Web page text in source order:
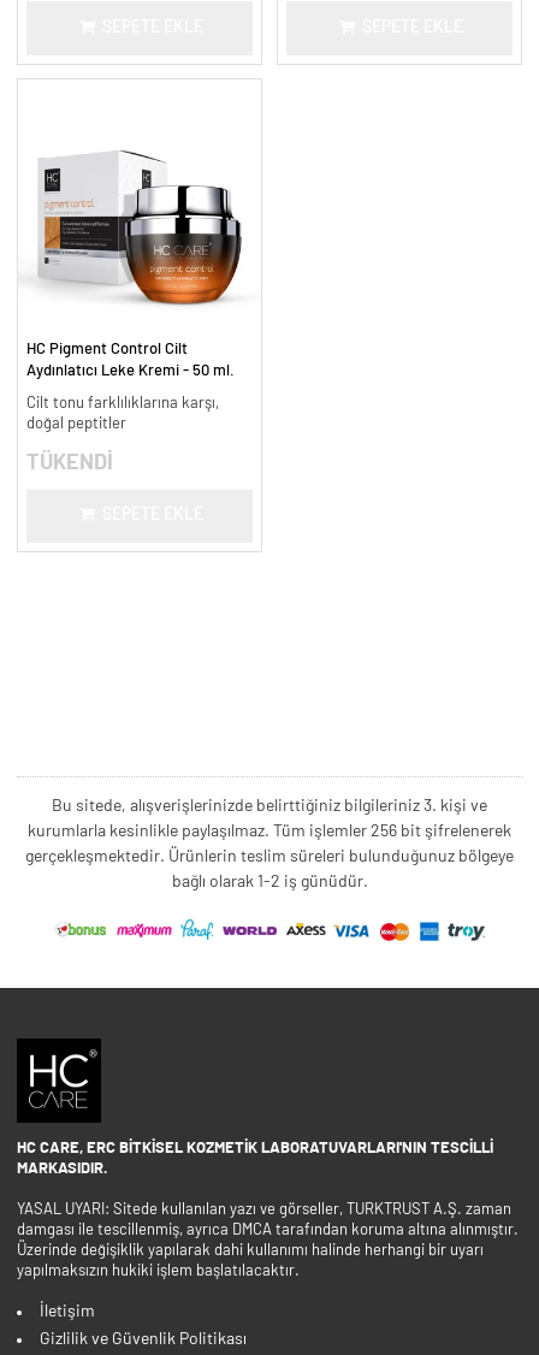
HC Pigment Control Cilt
Aydınlatıcı Leke Kremi - 50 ml.
Cilt tonu farklılıklarına karşı,
doğal peptitler
TÜKENDİ
Bu sitede, alışverişlerinizde belirttiğiniz bilgileriniz 3. kişi ve
kurumlarla kesinlikle paylaşılmaz. Tüm işlemler 256 bit şifrelenerek
gerçekleşmektedir. Ürünlerin teslim süreleri bulunduğunuz bölgeye
bağlı olarak 1-2 iş günüdür.
HC CARE, ERC BITKISEL KOZMETIK LABORATUVARLARI'NIN TESCILLI
MARKASIDIR.
YASAL UYARI: Sitede kullanılan yazı ve görseller, TURKTRUST A.Ş. zaman
damgası ile tescillenmiş, ayrıca DMCA tarafından koruma altına alınmıştır.
Üzerinde değişiklik yapılarak dahi kullanımı halinde herhangi bir uyarı
yapılmaksızın hukiki işlem başlatılacaktır.
İletişim
Gizlilik ve Güvenlik Politikası